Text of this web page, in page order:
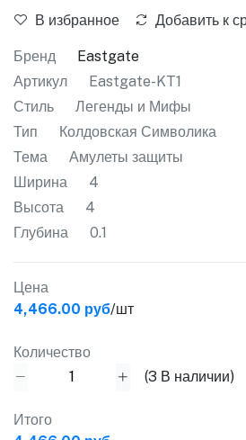
В избранное Добавить к
Бренд
Eastgate
Артикул
Eastgate-KT1
Стиль
Легенды и Мифы
Тип
Колдовская Символика
Тема
Амулеты защиты
Ширина
4
Высота
4
Глубина
0.1
Цена
4,466.00 руб/шт
Количество
(3 В наличии)
Итого